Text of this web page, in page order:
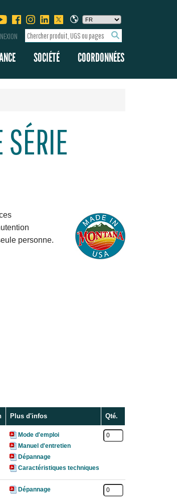
SOCIÉTÉ COORDONNÉES
personne.
Plus d'infos Qté.
Mode d'emploi
Manuel d'entretien
Dépannage
Caractéristiques techniques
Dépannage